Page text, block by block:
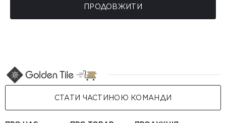
ПРОДОВЖИТИ
СТАТИ ЧАСТИНОЮ КОМАНДИ